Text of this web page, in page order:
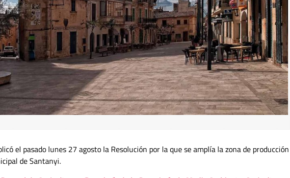
el pasado lunes 27 agosto la Resolución por la que se amplía la zona de producción
de Santanyi.